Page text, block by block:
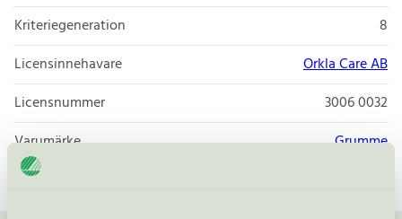
Kriteriegeneration
8
Licensinnehavare
Orkla Care AB
Licensnummer
3006 0032
Varumärke
Grumme